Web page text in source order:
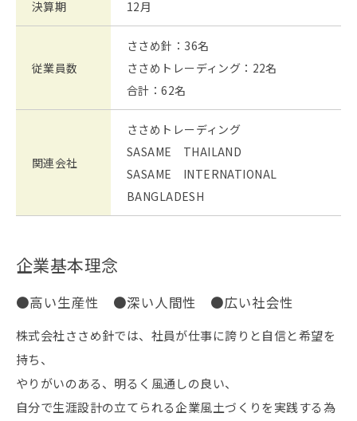
決算期 12月
従業員数
ささめ針：36名
ささめトレーディング：22名
合計：62名
関連会社
ささめトレーディング
SASAME THAILAND
SASAME INTERNATIONAL
BANGLADESH
企業基本理念
●高い生産性 ●深い人間性 ●広い社会性
株式会社ささめ針では、社員が仕事に誇りと自信と希望を
持ち、
やりがいのある、明るく風通しの良い、
自分で生涯設計の立てられる企業風土づくりを実践する為